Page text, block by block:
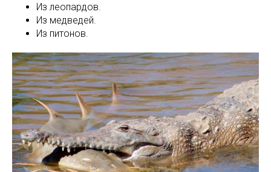
Из леопардов.
Из медведей.
Из питонов.